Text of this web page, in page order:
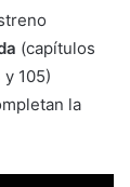
(capítulos
105)
la